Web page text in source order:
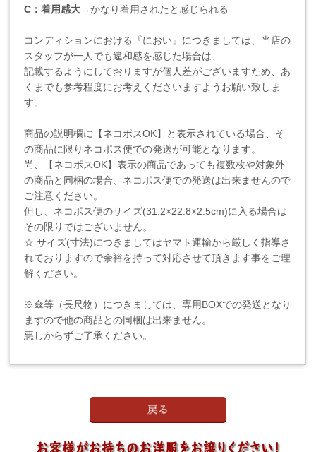
C：着用感大→かなり着用されたと感じられる
コンディションにおける『におい』につきましては、当店の
スタッフが一人でも違和感を感じた場合は、
記載するようにしておりますが個人差がございますため、あ
くまでも参考程度にお考えくださいますようお願い致しま
す。
商品の説明欄に【ネコポスOK】と表示されている場合、そ
の商品に限りネコポス便での発送が可能となります。
尚、【ネコポスOK】表示の商品であっても複数枚や対象外
の商品と同梱の場合、ネコポス便での発送は出来ませんので
ご注意ください。
但し、ネコポス便のサイズ(31.2×22.8×2.5cm)に入る場合は
その限りではございません。
☆ サイズ(寸法)につきましてはヤマト運輸から厳しく指導さ
れておりますので余裕を持って対応させて頂きます事をご理
解ください。
※傘等（長尺物）につきましては、専用BOXでの発送となり
ますので他の商品との同梱は出来ません。
悪しからずご了承ください。